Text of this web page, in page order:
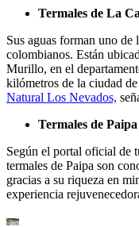
Termales de La
Sus aguas forman uno de
colombianos. Están
Murillo, en el
kilómetros de la ciudad
Natural Los Nevados,
Termales de
Según el portal oficial de
termales de Paipa son
gracias a su riqueza en
experiencia